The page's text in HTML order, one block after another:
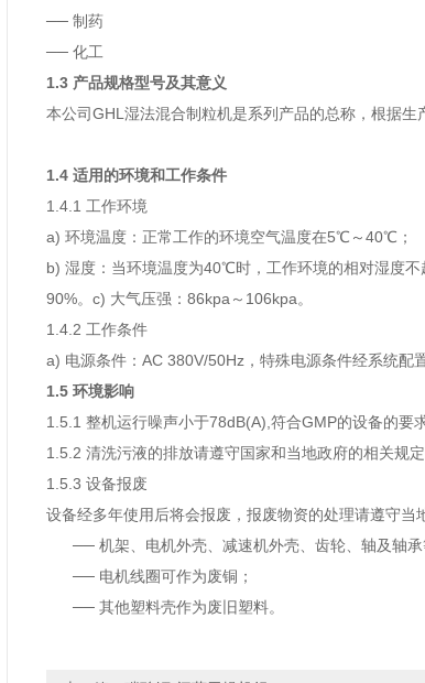
── 制药
── 化工
1.3 产品规格型号及其意义
本公司GHL湿法混合制粒机是系列产品的总称，根据
1.4 适用的环境和工作条件
1.4.1 工作环境
a) 环境温度：正常工作的环境空气温度在5℃～40℃；
b) 湿度：当环境温度为40℃时，工作环境的相对湿度
90%。c) 大气压强：86kpa～106kpa。
1.4.2 工作条件
a) 电源条件：AC 380V/50Hz，特殊电源条件经系统配
1.5 环境影响
1.5.1 整机运行噪声小于78dB(A),符合GMP的设备的要
1.5.2 清洗污液的排放请遵守国家和当地政府的相关规定
1.5.3 设备报废
设备经多年使用后将会报废，报废物资的处理请遵守当
── 机架、电机外壳、减速机外壳、齿轮、轴及轴承
── 电机线圈可作为废铜；
── 其他塑料壳作为废旧塑料。